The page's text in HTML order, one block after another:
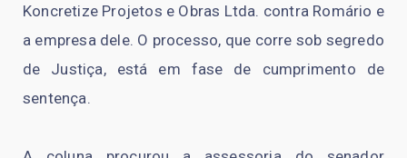
Koncretize Projetos e Obras Ltda. contra Romário e
a empresa dele. O processo, que corre sob segredo
de Justiça, está em fase de cumprimento de
sentença.